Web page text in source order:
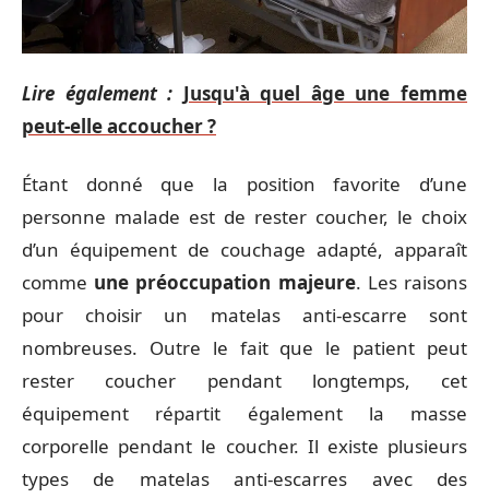
Lire également : Jusqu'à quel âge une femme
peut-elle accoucher ?
Étant donné que la position favorite d’une
personne malade est de rester coucher, le choix
d’un équipement de couchage adapté, apparaît
comme une préoccupation majeure. Les raisons
pour choisir un matelas anti-escarre sont
nombreuses. Outre le fait que le patient peut
rester coucher pendant longtemps, cet
équipement répartit également la masse
corporelle pendant le coucher. Il existe plusieurs
types de matelas anti-escarres avec des